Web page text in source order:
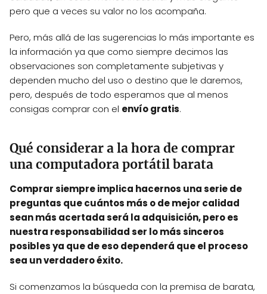
pero que a veces su valor no los acompaña.
Pero, más allá de las sugerencias lo más importante es
la información ya que como siempre decimos las
observaciones son completamente subjetivas y
dependen mucho del uso o destino que le daremos,
pero, después de todo esperamos que al menos
consigas comprar con el envío gratis.
Qué considerar a la hora de comprar
una computadora portátil barata
Comprar siempre implica hacernos una serie de
preguntas que cuántos más o de mejor calidad
sean más acertada será la adquisición, pero es
nuestra responsabilidad ser lo más sinceros
posibles ya que de eso dependerá que el proceso
sea un verdadero éxito.
Si comenzamos la búsqueda con la premisa de barata,